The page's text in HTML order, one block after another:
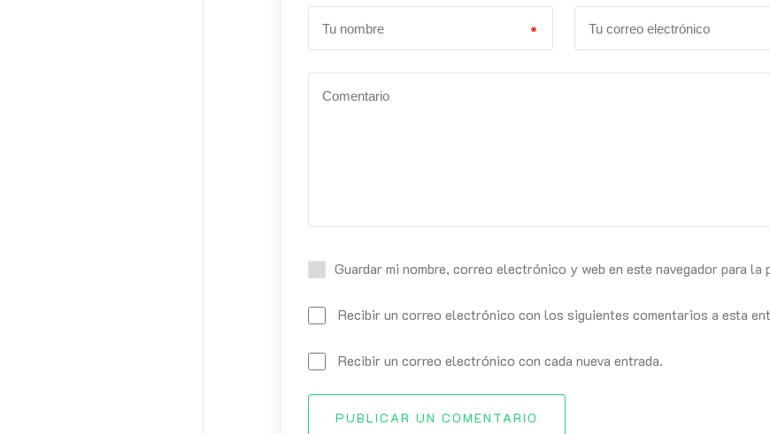
*
Guardar mi nombre, correo electrónico y web en este navegador para la
Recibir un correo electrónico con los siguientes comentarios a esta
Recibir un correo electrónico con cada nueva entrada.
PUBLICAR UN COMENTARIO